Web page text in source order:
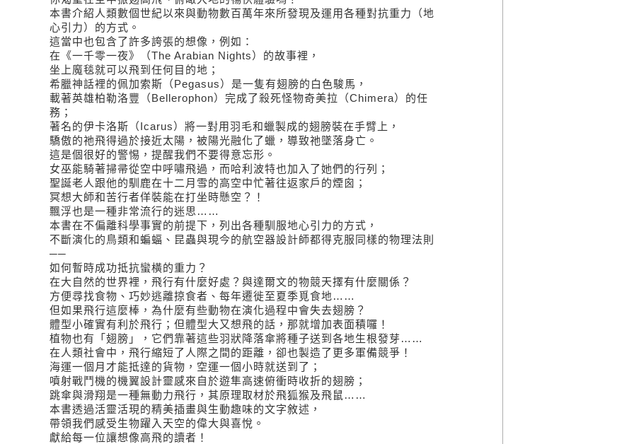
本書介紹人類數個世紀以來與動物數百萬年來所發現及運用各種對抗重力（地
心引力）的方式。
這當中也包含了許多誇張的想像，例如：
在《一千零一夜》（The Arabian Nights）的故事裡，
坐上魔毯就可以飛到任何目的地；
希臘神話裡的佩加索斯（Pegasus）是一隻有翅膀的白色駿馬，
載著英雄柏勒洛豐（Bellerophon）完成了殺死怪物奇美拉（Chimera）的任
務；
著名的伊卡洛斯（Icarus）將一對用羽毛和蠟製成的翅膀裝在手臂上，
驕傲的祂飛得過於接近太陽，被陽光融化了蠟，導致祂墜落身亡。
這是個很好的警惕，提醒我們不要得意忘形。
女巫能騎著掃帚從空中呼嘯飛過，而哈利波特也加入了她們的行列；
聖誕老人跟他的馴鹿在十二月雪的高空中忙著往返家戶的煙囪；
冥想大師和苦行者佯裝能在打坐時懸空？！
飄浮也是一種非常流行的迷思……
本書在不偏離科學事實的前提下，列出各種馴服地心引力的方式，
不斷演化的鳥類和蝙蝠、昆蟲與現今的航空器設計師都得克服同樣的物理法則
──
如何暫時成功抵抗蠻橫的重力？
在大自然的世界裡，飛行有什麼好處？與達爾文的物競天擇有什麼關係？
方便尋找食物、巧妙逃離掠食者、每年遷徙至夏季覓食地……
但如果飛行這麼棒，為什麼有些動物在演化過程中會失去翅膀？
體型小確實有利於飛行；但體型大又想飛的話，那就增加表面積囉！
植物也有「翅膀」，它們靠著這些羽狀降落傘將種子送到各地生根發芽……
在人類社會中，飛行縮短了人際之間的距離，卻也製造了更多軍備競爭！
海運一個月才能抵達的貨物，空運一個小時就送到了；
噴射戰鬥機的機翼設計靈感來自於遊隼高速俯衝時收折的翅膀；
跳傘與滑翔是一種無動力飛行，其原理取材於飛狐猴及飛鼠……
本書透過活靈活現的精美插畫與生動趣味的文字敘述，
帶領我們感受生物躍入天空的偉大與喜悅。
獻給每一位讓想像高飛的讀者！